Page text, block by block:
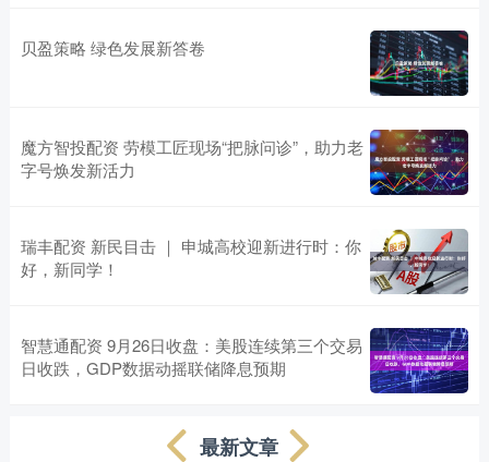
贝盈策略 绿色发展新答卷
魔方智投配资 劳模工匠现场“把脉问诊”，助力老
字号焕发新活力
瑞丰配资 新民目击 ｜ 申城高校迎新进行时：你
好，新同学！
智慧通配资 9月26日收盘：美股连续第三个交易
日收跌，GDP数据动摇联储降息预期
最新文章